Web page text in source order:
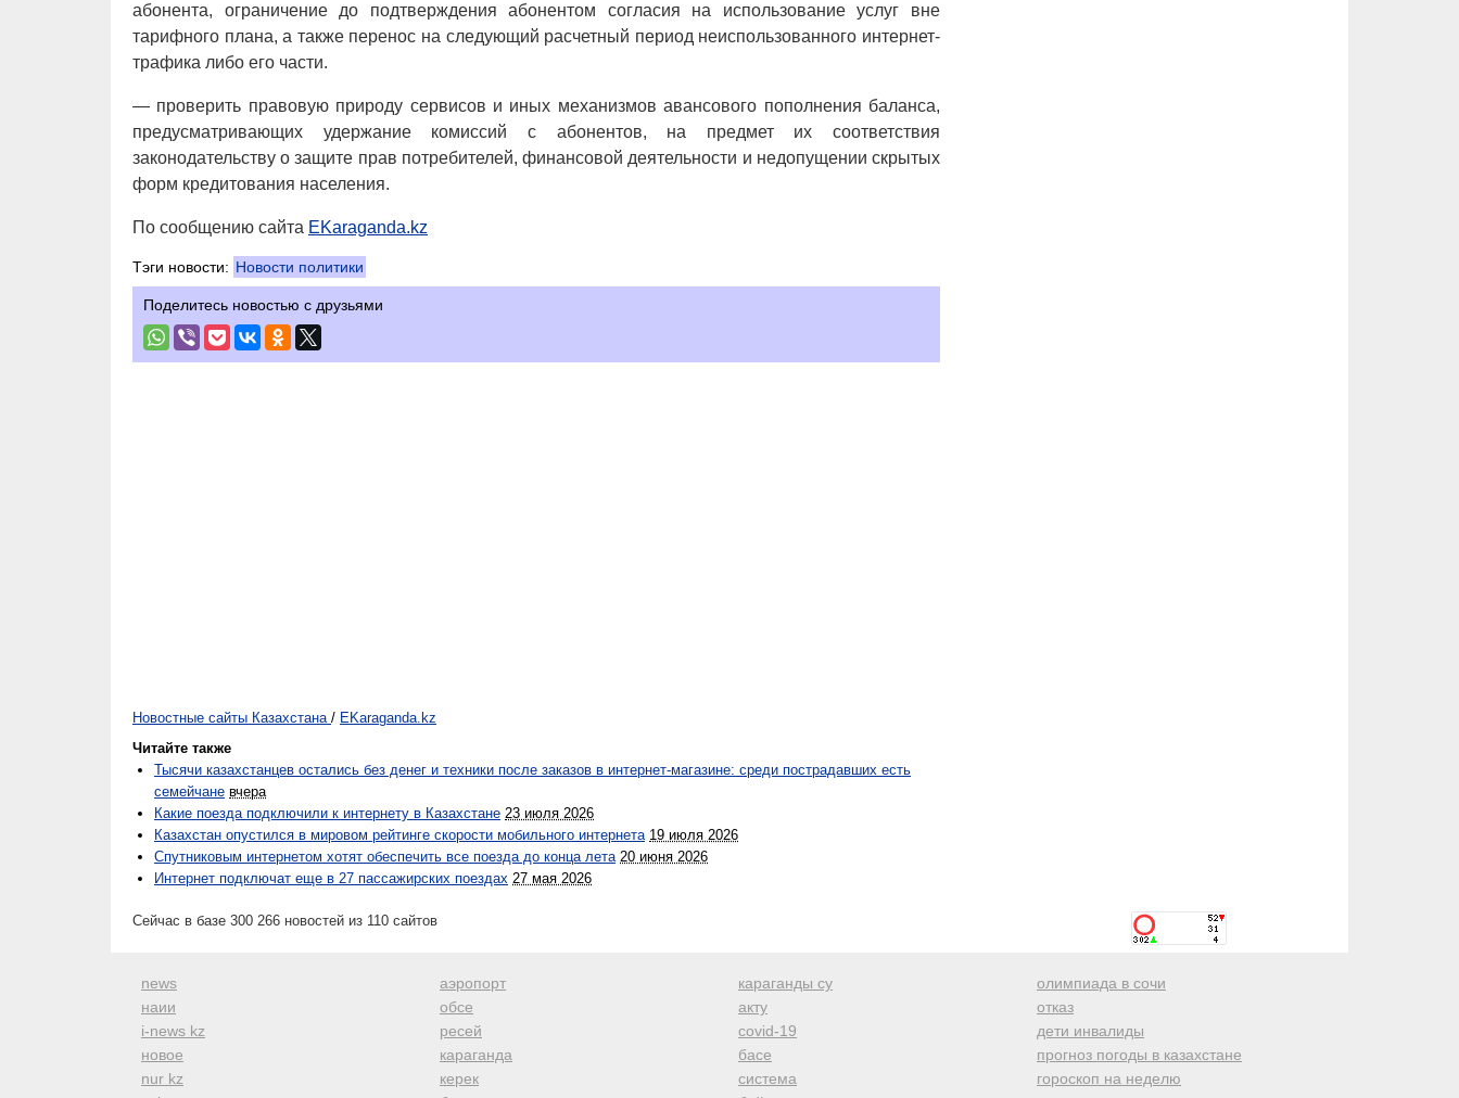
абонента, ограничение до подтверждения абонентом согласия на использование услуг вне
тарифного плана, а также перенос на следующий расчетный период неиспользованного интернет-
трафика либо его части.
— проверить правовую природу сервисов и иных механизмов авансового пополнения баланса,
предусматривающих удержание комиссий с абонентов, на предмет их соответствия
законодательству о защите прав потребителей, финансовой деятельности и недопущении скрытых
форм кредитования населения.
По сообщению сайта EKaraganda.kz
Тэги новости: Новости политики
Поделитесь новостью с друзьями
Новостные сайты Казахстана / EKaraganda.kz
Читайте также
Тысячи казахстанцев остались без денег и техники после заказов в интернет-магазине: среди пострадавших есть
семейчане вчера
Какие поезда подключили к интернету в Казахстане 23 июля 2026
Казахстан опустился в мировом рейтинге скорости мобильного интернета 19 июля 2026
Спутниковым интернетом хотят обеспечить все поезда до конца лета 20 июня 2026
Интернет подключат еще в 27 пассажирских поездах 27 мая 2026
Сейчас в базе 300 266 новостей из 110 сайтов
news
наии
i-news kz
новое
nur kz
аэропорт
обсе
ресей
караганда
керек
караганды су
акту
covid-19
басе
система
олимпиада в сочи
отказ
дети инвалиды
прогноз погоды в казахстане
гороскоп на неделю